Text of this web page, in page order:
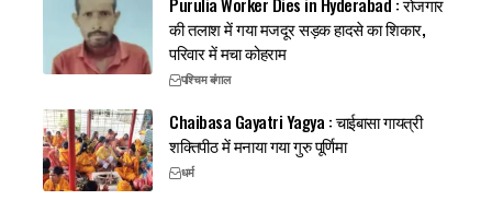
Purulia Worker Dies in Hyderabad : रोजगार
की तलाश में गया मजदूर सड़क हादसे का शिकार,
परिवार में मचा कोहराम
पश्चिम बंगाल
Chaibasa Gayatri Yagya : चाईबासा गायत्री
शक्तिपीठ में मनाया गया गुरु पूर्णिमा
धर्म